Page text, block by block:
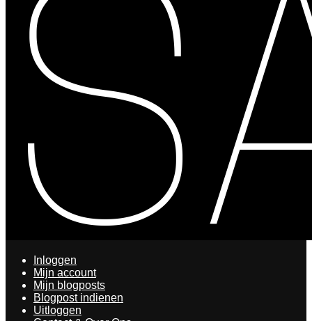
Inloggen
Mijn account
Mijn blogposts
Blogpost indienen
Uitloggen